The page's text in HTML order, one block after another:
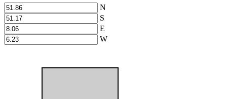
N
S
E
W